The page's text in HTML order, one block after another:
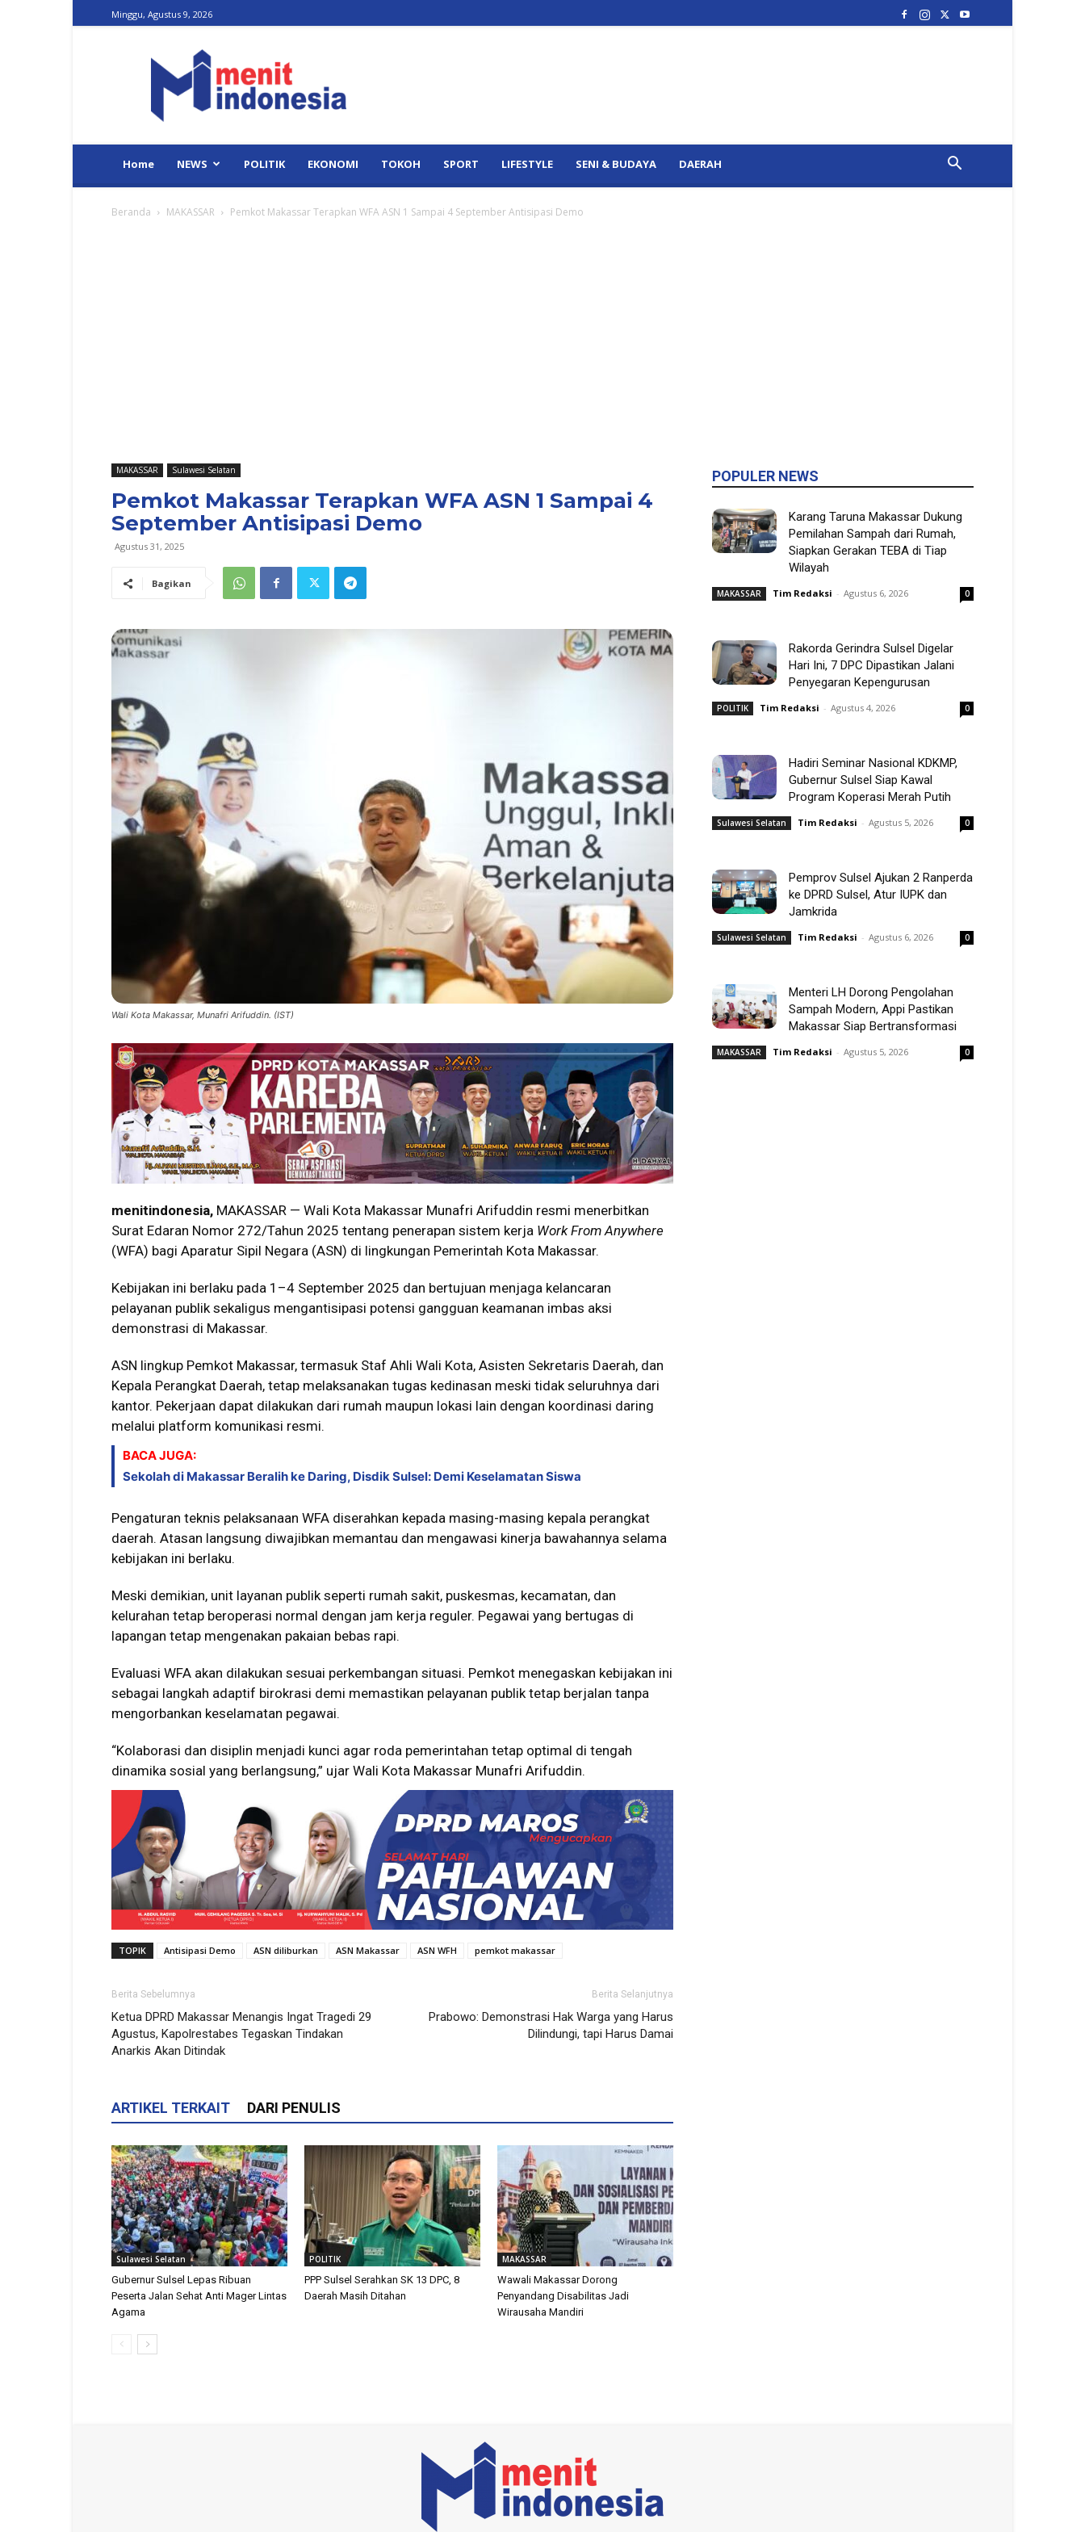
Minggu, Agustus 9, 2026
Indonesia
Home NEWS POLITIK EKONOMI TOKOH SPORT LIFESTYLE SENI & BUDAYA DAERAH
Beranda MAKASSAR Pemkot Makassar Terapkan WFA ASN 1 Sampai 4 September Antisipasi Demo
MAKASSAR Sulawesi Selatan
Pemkot Makassar Terapkan WFA ASN 1 Sampai 4
September Antisipasi Demo
Agustus 31, 2025
Bagikan
Wali Kota Makassar, Munafri Arifuddin. (IST)
menitindonesia, MAKASSAR — Wali Kota Makassar Munafri Arifuddin resmi menerbitkan
Surat Edaran Nomor 272/Tahun 2025 tentang penerapan sistem kerja Work From Anywhere
(WFA) bagi Aparatur Sipil Negara (ASN) di lingkungan Pemerintah Kota Makassar.
Kebijakan ini berlaku pada 1–4 September 2025 dan bertujuan menjaga kelancaran
pelayanan publik sekaligus mengantisipasi potensi gangguan keamanan imbas aksi
demonstrasi di Makassar.
ASN lingkup Pemkot Makassar, termasuk Staf Ahli Wali Kota, Asisten Sekretaris Daerah, dan
Kepala Perangkat Daerah, tetap melaksanakan tugas kedinasan meski tidak seluruhnya dari
kantor. Pekerjaan dapat dilakukan dari rumah maupun lokasi lain dengan koordinasi daring
melalui platform komunikasi resmi.
BACA JUGA:
Sekolah di Makassar Beralih ke Daring, Disdik Sulsel: Demi Keselamatan Siswa
Pengaturan teknis pelaksanaan WFA diserahkan kepada masing-masing kepala perangkat
daerah. Atasan langsung diwajibkan memantau dan mengawasi kinerja bawahannya selama
kebijakan ini berlaku.
Meski demikian, unit layanan publik seperti rumah sakit, puskesmas, kecamatan, dan
kelurahan tetap beroperasi normal dengan jam kerja reguler. Pegawai yang bertugas di
lapangan tetap mengenakan pakaian bebas rapi.
Evaluasi WFA akan dilakukan sesuai perkembangan situasi. Pemkot menegaskan kebijakan ini
sebagai langkah adaptif birokrasi demi memastikan pelayanan publik tetap berjalan tanpa
mengorbankan keselamatan pegawai.
“Kolaborasi dan disiplin menjadi kunci agar roda pemerintahan tetap optimal di tengah
dinamika sosial yang berlangsung,” ujar Wali Kota Makassar Munafri Arifuddin.
TOPIK Antisipasi Demo ASN diliburkan ASN Makassar ASN WFH pemkot makassar
Berita Sebelumnya
Ketua DPRD Makassar Menangis Ingat Tragedi 29
Agustus, Kapolrestabes Tegaskan Tindakan
Anarkis Akan Ditindak
Berita Selanjutnya
Prabowo: Demonstrasi Hak Warga yang Harus
Dilindungi, tapi Harus Damai
ARTIKEL TERKAIT DARI PENULIS
Sulawesi Selatan
Gubernur Sulsel Lepas Ribuan
Peserta Jalan Sehat Anti Mager Lintas
Agama
POLITIK
PPP Sulsel Serahkan SK 13 DPC, 8
Daerah Masih Ditahan
MAKASSAR
Wawali Makassar Dorong
Penyandang Disabilitas Jadi
Wirausaha Mandiri
POPULER NEWS
Karang Taruna Makassar Dukung
Pemilahan Sampah dari Rumah,
Siapkan Gerakan TEBA di Tiap
Wilayah
MAKASSAR Tim Redaksi - Agustus 6, 2026 0
Rakorda Gerindra Sulsel Digelar
Hari Ini, 7 DPC Dipastikan Jalani
Penyegaran Kepengurusan
POLITIK Tim Redaksi - Agustus 4, 2026 0
Hadiri Seminar Nasional KDKMP,
Gubernur Sulsel Siap Kawal
Program Koperasi Merah Putih
Sulawesi Selatan Tim Redaksi - Agustus 5, 2026 0
Pemprov Sulsel Ajukan 2 Ranperda
ke DPRD Sulsel, Atur IUPK dan
Jamkrida
Sulawesi Selatan Tim Redaksi - Agustus 6, 2026 0
Menteri LH Dorong Pengolahan
Sampah Modern, Appi Pastikan
Makassar Siap Bertransformasi
MAKASSAR Tim Redaksi - Agustus 5, 2026 0